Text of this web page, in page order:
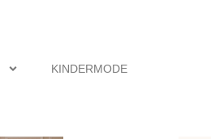
KINDERMODE